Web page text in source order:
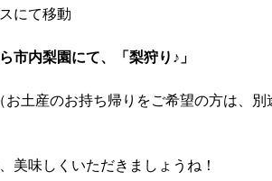
にて移動
市内梨園にて、「梨狩り♪」
お土産のお持ち帰りをご希望の方は、
美味しくいただきましょうね！